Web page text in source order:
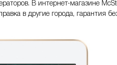
В интернет-магазине
в другие города, гарантия